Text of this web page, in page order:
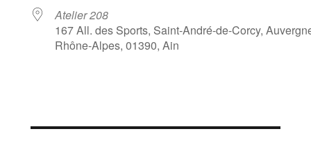
Atelier 208
167 All. des Sports, Saint-André-de-Corcy,
Rhône-Alpes, 01390, Ain